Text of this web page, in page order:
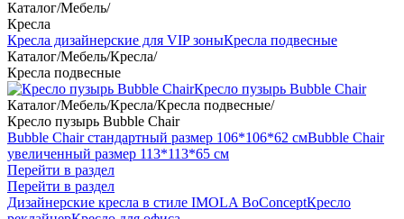
Каталог/Мебель/
Кресла
Кресла дизайнерские для VIP зоныКресла подвесные
Каталог/Мебель/Кресла/
Кресла подвесные
Кресло пузырь Bubble Chair
Каталог/Мебель/Кресла/Кресла подвесные/
Кресло пузырь Bubble Chair
Bubble Chair стандартный размер 106*106*62 смBubble Chair
увеличенный размер 113*113*65 см
Перейти в раздел
Перейти в раздел
Дизайнерские кресла в стиле IMOLA BoConceptКресло